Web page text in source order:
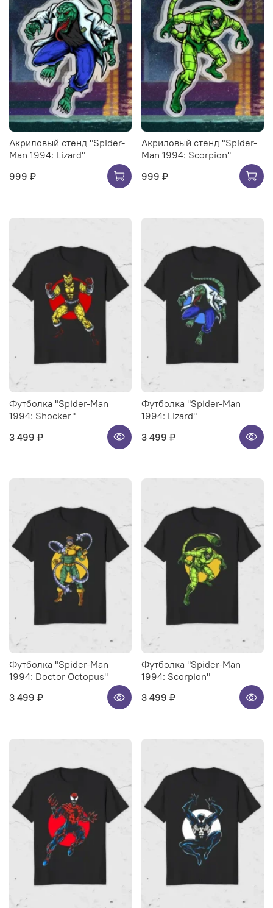
Акриловый стенд "Spider-
Man 1994: Lizard"
999 ₽
Акриловый стенд "Spider-
Man 1994: Scorpion"
999 ₽
Футболка "Spider-Man
1994: Shocker"
3 499 ₽
Футболка "Spider-Man
1994: Lizard"
3 499 ₽
Футболка "Spider-Man
1994: Doctor Octopus"
3 499 ₽
Футболка "Spider-Man
1994: Scorpion"
3 499 ₽